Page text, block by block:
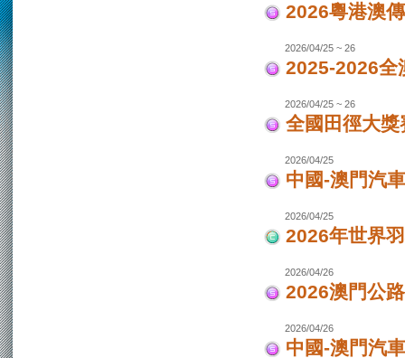
2026粵港澳
2026/04/25 ~ 26
2025-2026全
2026/04/25 ~ 26
全國田徑大獎
2026/04/25
中國-澳門汽
2026/04/25
2026年世界
2026/04/26
2026澳門公
2026/04/26
中國-澳門汽